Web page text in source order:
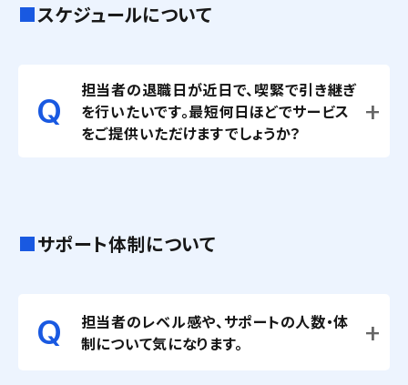
スケジュールについて
担当者の退職日が近日で、喫緊で引き継ぎ
を行いたいです。最短何日ほどでサービス
をご提供いただけますでしょうか？
サポート体制について
担当者のレベル感や、サポートの人数・体
制について気になります。